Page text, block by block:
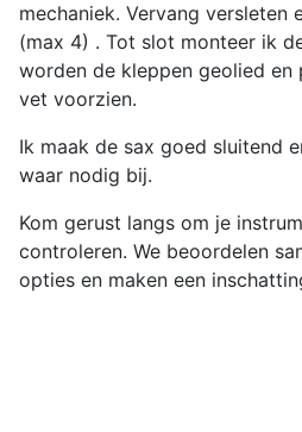
mechaniek. Vervang versleten
(max 4) . Tot slot monteer ik
worden de kleppen geolied en
vet voorzien.
Ik maak de sax goed sluitend
waar nodig bij.
Kom gerust langs om je
controleren. We beoordelen
opties en maken een